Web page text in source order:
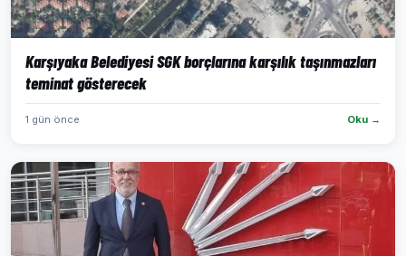
Karşıyaka Belediyesi SGK borçlarına karşılık taşınmazları
teminat gösterecek
1 gün önce Oku →